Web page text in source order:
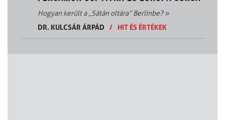
Hogyan került a „Sátán oltára” Berlinbe?»
DR. KULCSÁR ÁRPÁD
/ HIT ÉS ÉRTÉKEK